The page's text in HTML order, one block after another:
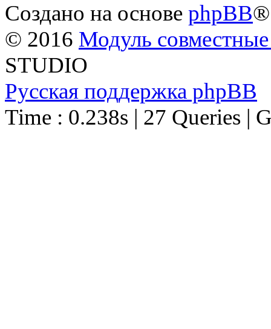
Создано на основе phpBB®
© 2016 Модуль
STUDIO
Русская поддержка phpBB
Time : 0.238s | 27 Queries |